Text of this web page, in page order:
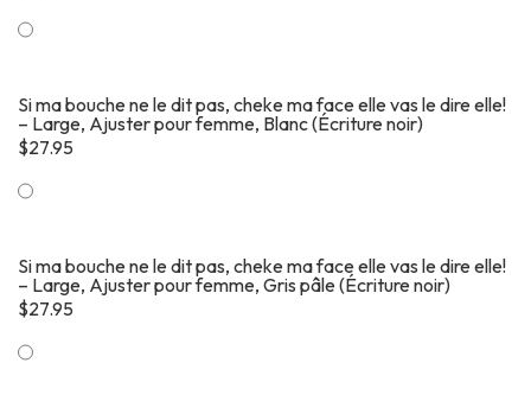
Si ma bouche ne le dit pas, cheke ma face elle vas le dire elle!
– Large, Ajuster pour femme, Blanc (Écriture noir)
$27.95
Si ma bouche ne le dit pas, cheke ma face elle vas le dire elle!
– Large, Ajuster pour femme, Gris pâle (Écriture noir)
$27.95